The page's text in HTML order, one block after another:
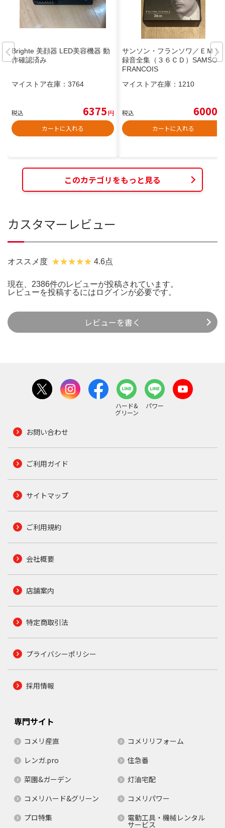
Brighte 美顔器 LED美容機器 動
作確認済み
マイストア在庫： 3764
税込 6375円
カートに入れる
サンソン・フランソワ／ＥＭＩ
録音全集（３６ＣＤ）SAMSON
FRANCOIS
マイストア在庫： 1210
税込 6000
カートに入れる
このカテゴリをもっと見る
カスタマーレビュー
オススメ度 4.6点
現在、2386件のレビューが投稿されています。
レビューを投稿するには ログインが必要です。
レビューを書く
ハード&
グリーン
パワー
お問い合わせ
ご利用ガイド
サイトマップ
ご利用規約
会社概要
店舗案内
特定商取引法
プライバシーポリシー
採用情報
専門サイト
コメリ産直
コメリリフォーム
レンガ.pro
住急番
菜園&ガーデン
灯油宅配
コメリハード&グリーン
コメリパワー
プロ特集
電動工具・機械レンタル
サービス